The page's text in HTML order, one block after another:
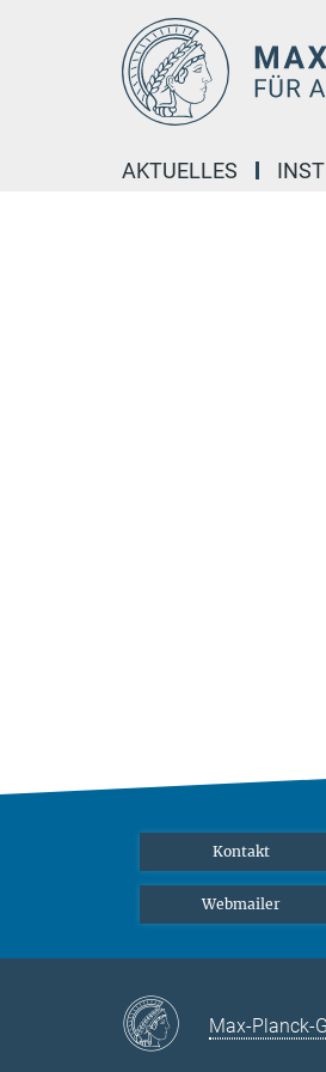
AKTUELLES
Kontakt
Webmailer
Max-Planck-